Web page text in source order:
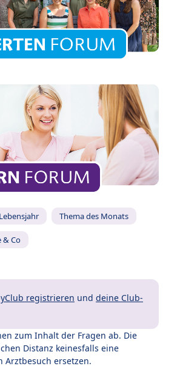
Thema des Monats
& Co
registrieren und deine Club-
zum Inhalt der Fragen ab. Die
Distanz keinesfalls eine
Arztbesuch ersetzen.